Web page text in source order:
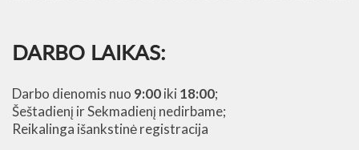
DARBO LAIKAS:
Darbo dienomis nuo 9:00iki 18:00;
Šeštadienį ir Sekmadienį nedirbame;
Reikalinga išankstinė registracija